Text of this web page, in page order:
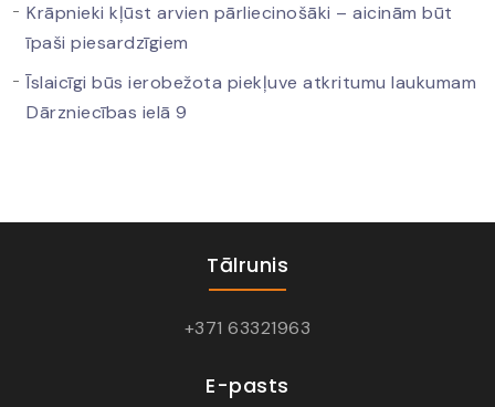
Krāpnieki kļūst arvien pārliecinošāki – aicinām būt
īpaši piesardzīgiem
Īslaicīgi būs ierobežota piekļuve atkritumu laukumam
Dārzniecības ielā 9
Tālrunis
+371 63321963
E-pasts